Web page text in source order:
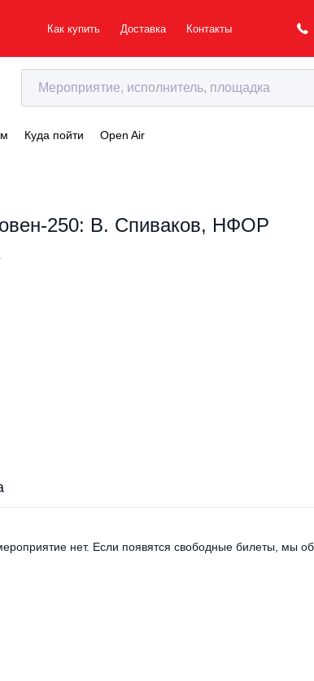
Как купить Доставка Контакты
Куда пойти Open Air
250: В. Спиваков, НФОР
нет. Если появятся свободные билеты, мы